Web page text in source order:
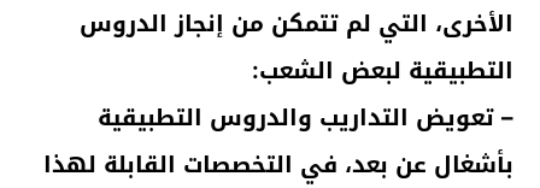
الأخرى، التي لم تتمكن من إنجاز الدروس
التطبيقية لبعض الشعب:
– تعويض التداريب والدروس التطبيقية
بأشغال عن بعد، في التخصصات القابلة لهذا